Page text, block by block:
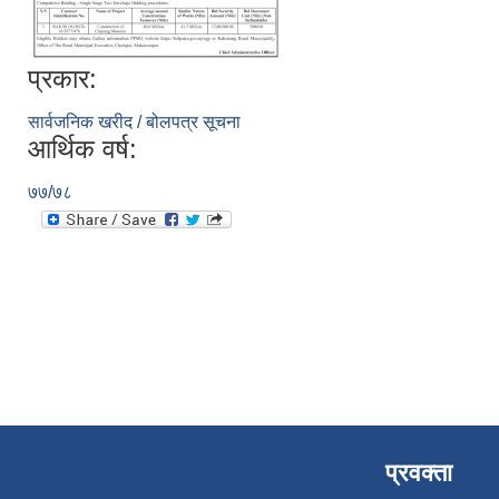
प्रकार:
सार्वजनिक खरीद / बोलपत्र सूचना
आर्थिक वर्ष:
७७/७८
प्रवक्ता